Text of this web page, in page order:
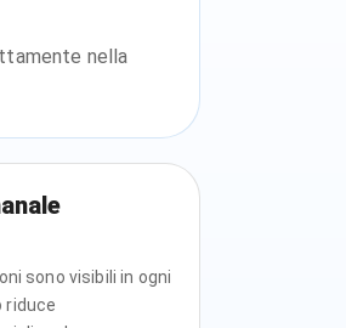
nella
sono visibili in ogni
riduce